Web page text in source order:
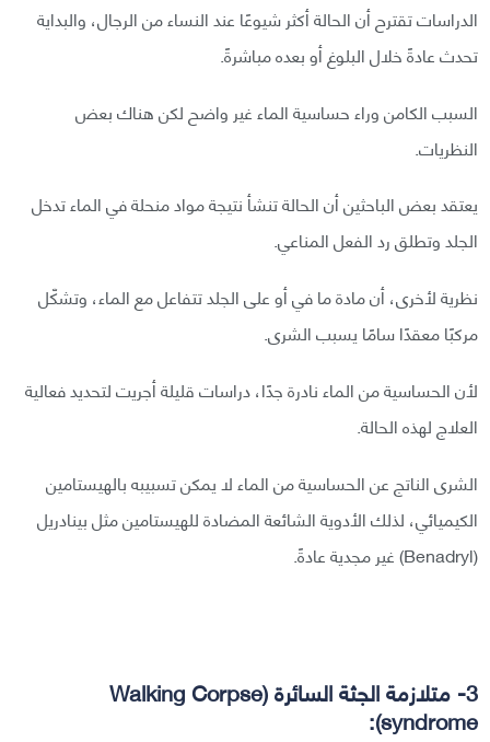
الدراسات تقترح أن الحالة أكثر شيوعًا عند النساء من الرجال، والبداية
تحدث عادةً خلال البلوغ أو بعده مباشرةً.
السبب الكامن وراء حساسية الماء غير واضح لكن هناك بعض
النظريات.
يعتقد بعض الباحثين أن الحالة تنشأ نتيجة مواد منحلة في الماء تدخل
الجلد وتطلق رد الفعل المناعي.
نظرية لأخرى، أن مادة ما في أو على الجلد تتفاعل مع الماء، وتشكّل
مركبًا معقدًا سامًا يسبب الشرى.
لأن الحساسية من الماء نادرة جدًا، دراسات قليلة أجريت لتحديد فعالية
العلاج لهذه الحالة.
الشرى الناتج عن الحساسية من الماء لا يمكن تسبيبه بالهيستامين
الكيميائي، لذلك الأدوية الشائعة المضادة للهيستامين مثل بينادريل
(Benadryl) غير مجدية عادةً.
3- متلازمة الجثة السائرة (Walking Corpse
syndrome):